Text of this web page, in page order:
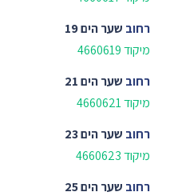
רחוב שער הים 19
מיקוד 4660619
רחוב שער הים 21
מיקוד 4660621
רחוב שער הים 23
מיקוד 4660623
רחוב שער הים 25